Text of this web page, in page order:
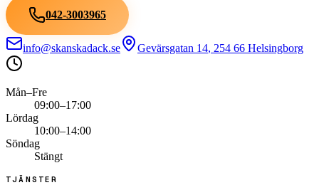
042-3003965
info@skanskadack.se Gevärsgatan 14, 254 66 Helsingborg
Mån–Fre
09:00–17:00
Lördag
10:00–14:00
Söndag
Stängt
TJÄNSTER